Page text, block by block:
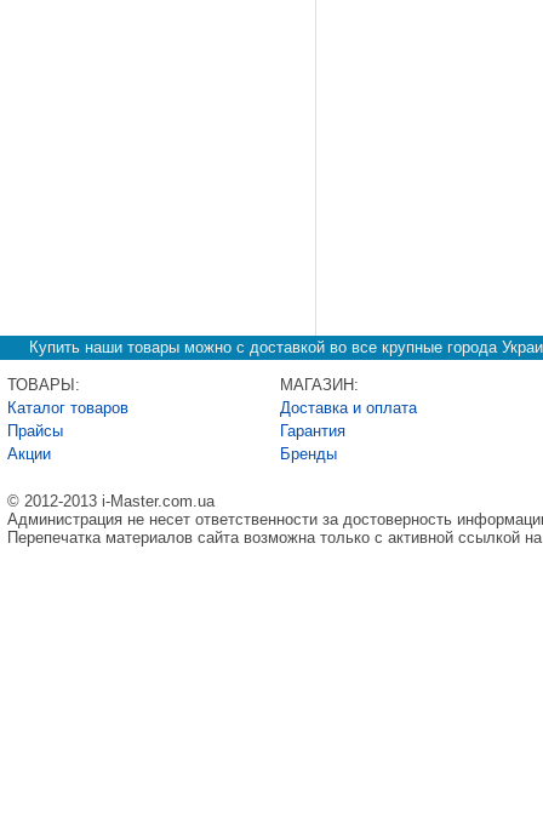
Купить наши товары можно с доставкой во все крупные города
ТОВАРЫ:
Каталог товаров
Прайсы
Акции
МАГАЗИН:
Доставка и оплата
Гарантия
Бренды
© 2012-2013 i-Master.com.ua
Администрация не несет ответственности за достоверность
Перепечатка материалов сайта возможна только с активной ссылкой